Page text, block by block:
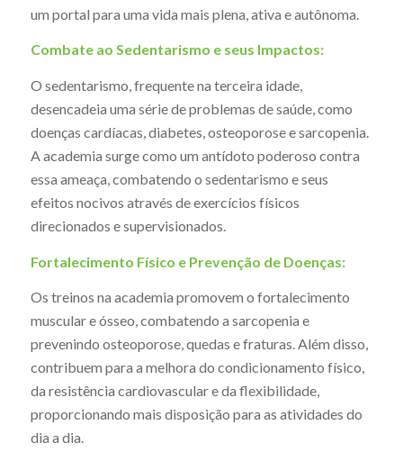
um portal para uma vida mais plena, ativa e autônoma.
Combate ao Sedentarismo e seus Impactos:
O sedentarismo, frequente na terceira idade,
desencadeia uma série de problemas de saúde, como
doenças cardíacas, diabetes, osteoporose e sarcopenia.
A academia surge como um antídoto poderoso contra
essa ameaça, combatendo o sedentarismo e seus
efeitos nocivos através de exercícios físicos
direcionados e supervisionados.
Fortalecimento Físico e Prevenção de Doenças:
Os treinos na academia promovem o fortalecimento
muscular e ósseo, combatendo a sarcopenia e
prevenindo osteoporose, quedas e fraturas. Além disso,
contribuem para a melhora do condicionamento físico,
da resistência cardiovascular e da flexibilidade,
proporcionando mais disposição para as atividades do
dia a dia.